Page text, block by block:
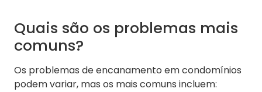
Quais são os problemas mais
comuns?
Os problemas de encanamento em condomínios
podem variar, mas os mais comuns incluem: